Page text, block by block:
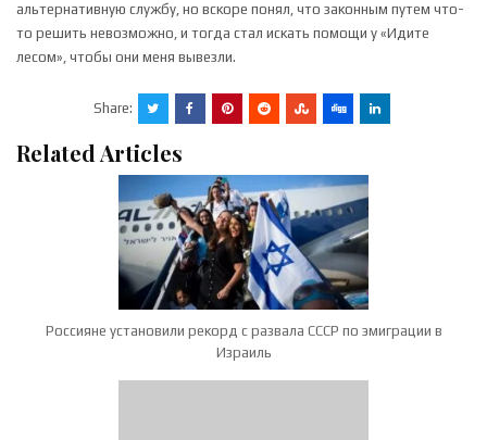
альтернативную службу, но вскоре понял, что законным путем что-
то решить невозможно, и тогда стал искать помощи у «Идите
лесом», чтобы они меня вывезли.
Share:
Related Articles
Россияне установили рекорд с развала СССР по эмиграции в
Израиль